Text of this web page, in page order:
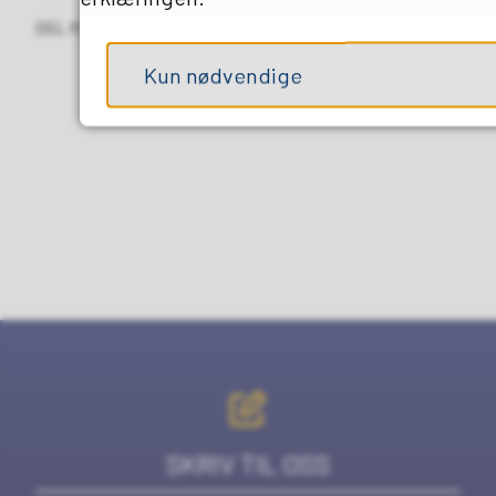
DEL MED ANDRE
SKRIV TIL OSS
Kun nødvendige